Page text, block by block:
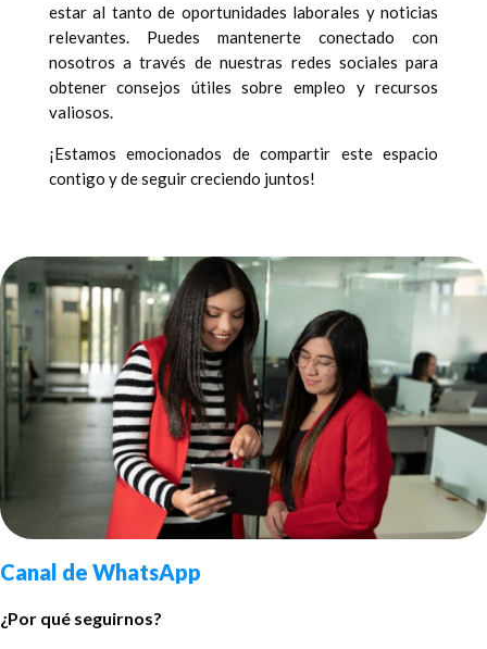
estar al tanto de oportunidades laborales y noticias
relevantes. Puedes mantenerte conectado con
nosotros a través de nuestras redes sociales para
obtener consejos útiles sobre empleo y recursos
valiosos.
¡Estamos emocionados de compartir este espacio
contigo y de seguir creciendo juntos!
Canal de WhatsApp
¿Por qué seguirnos?